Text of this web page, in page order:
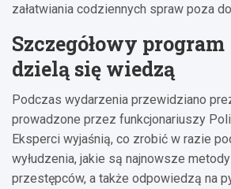
załatwiania codziennych spraw poza
Szczegółowy
dzielą się wiedzą
Podczas wydarzenia przewidziano
prowadzone przez funkcjonariuszy
Eksperci wyjaśnią, co zrobić w razie
wyłudzenia, jakie są najnowsze metody
przestępców, a także odpowiedzą na